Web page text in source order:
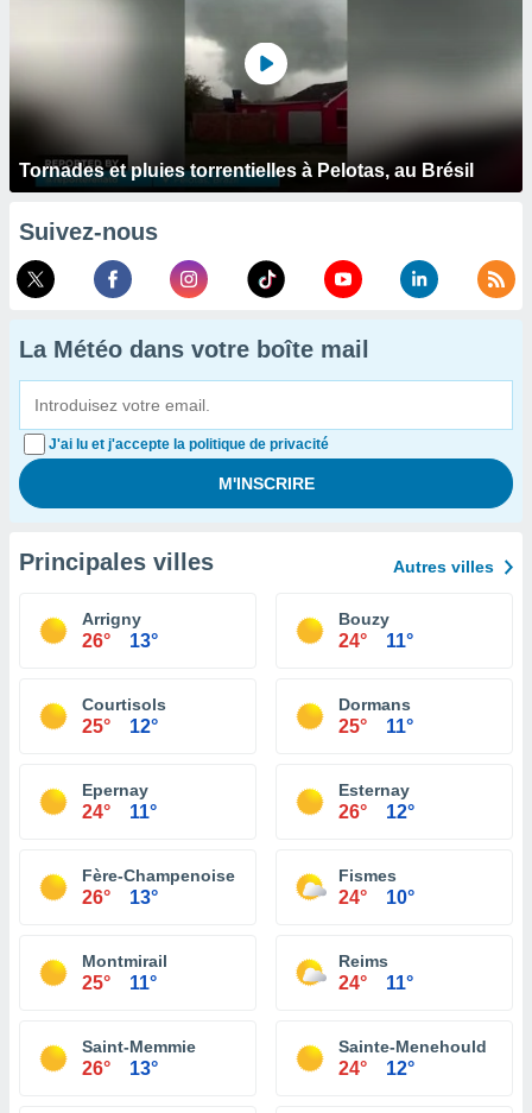
Tornades et pluies torrentielles à Pelotas, au Brésil
Suivez-nous
La Météo dans votre boîte mail
J'ai lu et j'accepte la politique de privacité
Principales villes Autres villes
Arrigny
26° 13°
Bouzy
24° 11°
Courtisols
25° 12°
Dormans
25° 11°
Epernay
24° 11°
Esternay
26° 12°
Fère-Champenoise
26° 13°
Fismes
24° 10°
Montmirail
25° 11°
Reims
24° 11°
Saint-Memmie
26° 13°
Sainte-Menehould
24° 12°